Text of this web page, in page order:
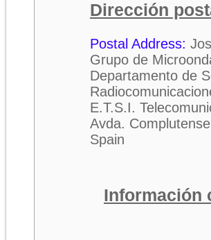
Dirección
Postal Address:
Grupo de
Departamento de
E.T.S.I.
Avda.
Spain
Información